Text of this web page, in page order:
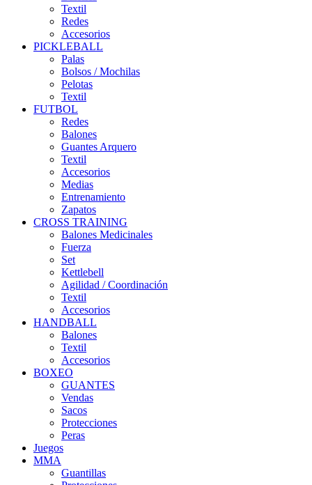
Textil
Redes
Accesorios
PICKLEBALL
Palas
Bolsos / Mochilas
Pelotas
Textil
FUTBOL
Redes
Balones
Guantes Arquero
Textil
Accesorios
Medias
Entrenamiento
Zapatos
CROSS TRAINING
Balones Medicinales
Fuerza
Set
Kettlebell
Agilidad / Coordinación
Textil
Accesorios
HANDBALL
Balones
Textil
Accesorios
BOXEO
GUANTES
Vendas
Sacos
Protecciones
Peras
Juegos
MMA
Guantillas